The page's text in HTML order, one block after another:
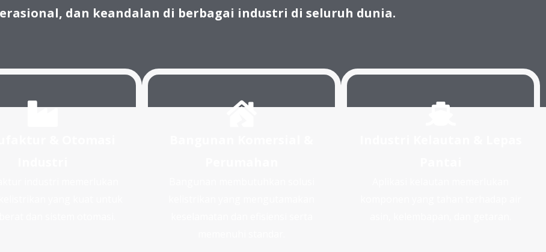
dan keandalan di berbagai industri di seluruh dunia.